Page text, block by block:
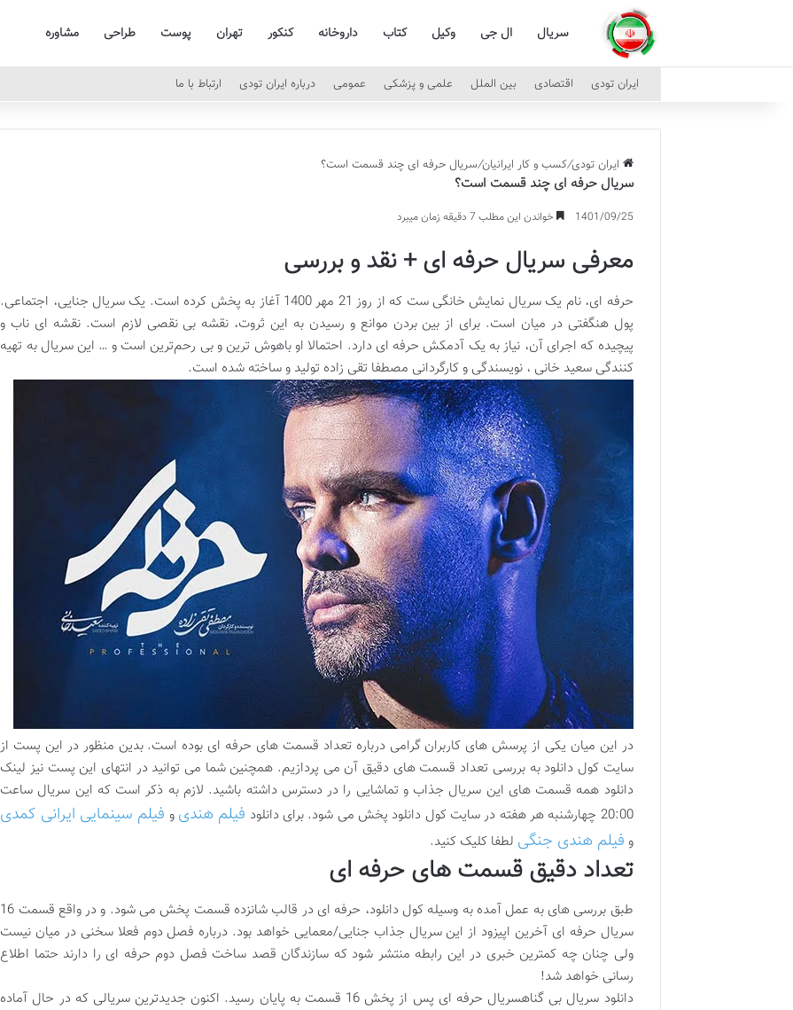
سریال ال جی وکیل کتاب داروخانه کنکور تهران پوست طراحی مشاوره
ایران تودی اقتصادی بین الملل علمی و پزشکی عمومی درباره ایران تودی ارتباط با ما
ایران تودی/کسب و کار ایرانیان/سریال حرفه ای چند قسمت است؟
سریال حرفه ای چند قسمت است؟
1401/09/25 خواندن این مطلب 7 دقیقه زمان میبرد
معرفی سریال حرفه ای + نقد و بررسی
حرفه ای، نام یک سریال نمایش خانگی ست که از روز 21 مهر 1400 آغاز به پخش کرده است. یک سریال جنایی، اجتماعی.
پول هنگفتی در میان است. برای از بین بردن موانع و رسیدن به این ثروت، نقشه بی‌ نقصی لازم است. نقشه‌ ای ناب و
پیچیده که اجرای آن، نیاز به یک آدمکش حرفه‌ ای دارد. احتمالا او باهوش‌ ترین و بی‌ رحم‌ترین است و … این سریال به تهیه
کنندگی سعید خانی ، نویسندگی و کارگردانی مصطفا تقی‌ زاده تولید و ساخته شده است.
در این میان یکی از پرسش های کاربران گرامی درباره تعداد قسمت های حرفه ای بوده است. بدین منظور در این پست از
سایت کول دانلود به بررسی تعداد قسمت های دقیق آن می پردازیم. همچنین شما می توانید در انتهای این پست نیز لینک
دانلود همه قسمت های این سریال جذاب و تماشایی را در دسترس داشته باشید. لازم به ذکر است که این سریال ساعت
20:00 چهارشنبه هر هفته در سایت کول دانلود پخش می شود. برای دانلود
فیلم هندی و فیلم سینمایی ایرانی کمدی
و فیلم هندی جنگی لطفا کلیک کنید.
تعداد دقیق قسمت های حرفه ای
طبق بررسی های به عمل آمده به وسیله کول دانلود، حرفه ای در قالب شانزده قسمت پخش می شود. و در واقع قسمت 16
سریال حرفه ای آخرین اپیزود از این سریال جذاب جنایی/معمایی خواهد بود. درباره فصل دوم فعلا سخنی در میان نیست
ولی چنان چه کمترین خبری در این رابطه منتشر شود که سازندگان قصد ساخت فصل دوم حرفه ای را دارند حتما اطلاع
رسانی خواهد شد!
دانلود سریال بی گناهسریال حرفه ای پس از پخش 16 قسمت به پایان رسید. اکنون جدیدترین سریالی که در حال آماده